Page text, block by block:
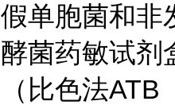
假单胞菌和非
酵菌药敏试剂
（比色法ATB